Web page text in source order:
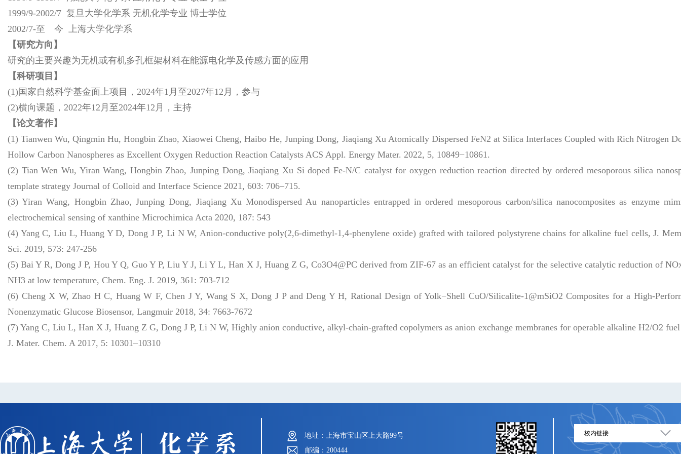
1999/9-2002/7 复旦大学化学系 无机化学专业 博士学位
2002/7-至 今 上海大学化学系
【研究方向】
研究的主要兴趣为无机或有机多孔框架材料在能源电化学及传感方面的应用
【科研项目】
(1)国家自然科学基金面上项目，2024年1月至2027年12月，参与
(2)横向课题，2022年12月至2024年12月，主持
【论文著作】
(1) Tianwen Wu, Qingmin Hu, Hongbin Zhao, Xiaowei Cheng, Haibo He, Junping Dong, Jiaqiang Xu Atomically Dispersed FeN2 at Silica Interfaces Coupled with Rich Nitrogen
Hollow Carbon Nanospheres as Excellent Oxygen Reduction Reaction Catalysts ACS Appl. Energy Mater. 2022, 5, 10849−10861.
(2) Tian Wen Wu, Yiran Wang, Hongbin Zhao, Junping Dong, Jiaqiang Xu Si doped Fe-N/C catalyst for oxygen reduction reaction directed by ordered mesoporous silica
template strategy Journal of Colloid and Interface Science 2021, 603: 706–715.
(3) Yiran Wang, Hongbin Zhao, Junping Dong, Jiaqiang Xu Monodispersed Au nanoparticles entrapped in ordered mesoporous carbon/silica nanocomposites as enzyme
electrochemical sensing of xanthine Microchimica Acta 2020, 187: 543
(4) Yang C, Liu L, Huang Y D, Dong J P, Li N W, Anion-conductive poly(2,6-dimethyl-1,4-phenylene oxide) grafted with tailored polystyrene chains for alkaline fuel cells, J.
Sci. 2019, 573: 247-256
(5) Bai Y R, Dong J P, Hou Y Q, Guo Y P, Liu Y J, Li Y L, Han X J, Huang Z G, Co3O4@PC derived from ZIF-67 as an efficient catalyst for the selective catalytic reduction of
NH3 at low temperature, Chem. Eng. J. 2019, 361: 703-712
(6) Cheng X W, Zhao H C, Huang W F, Chen J Y, Wang S X, Dong J P and Deng Y H, Rational Design of Yolk−Shell CuO/Silicalite-1@mSiO2 Composites for a High-
Nonenzymatic Glucose Biosensor, Langmuir 2018, 34: 7663-7672
(7) Yang C, Liu L, Han X J, Huang Z G, Dong J P, Li N W, Highly anion conductive, alkyl-chain-grafted copolymers as anion exchange membranes for operable alkaline H2/O2
J. Mater. Chem. A 2017, 5: 10301–10310
地址：上海市宝山区上大路99号
邮编：200444
校内链接